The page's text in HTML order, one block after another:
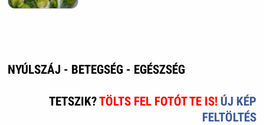
NYÚLSZÁJ - BETEGSÉG - EGÉSZSÉG
TETSZIK?TÖLTS FEL FOTÓT TE IS! ÚJ KÉP
FELTÖLTÉS